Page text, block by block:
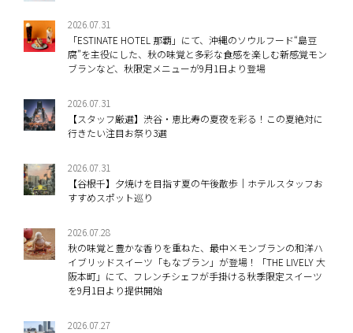
2026.07.31
「ESTINATE HOTEL 那覇」にて、沖縄のソウルフード“島豆
腐”を主役にした、秋の味覚と多彩な食感を楽しむ新感覚モン
ブランなど、秋限定メニューが9月1日より登場
2026.07.31
【スタッフ厳選】渋谷・恵比寿の夏夜を彩る！この夏絶対に
行きたい注目お祭り3選
2026.07.31
【谷根千】夕焼けを目指す夏の午後散歩｜ホテルスタッフお
すすめスポット巡り
2026.07.28
秋の味覚と豊かな香りを重ねた、最中×モンブランの和洋ハ
イブリッドスイーツ「もなブラン」が登場！「THE LIVELY 大
阪本町」にて、フレンチシェフが手掛ける秋季限定スイーツ
を9月1日より提供開始
2026.07.27